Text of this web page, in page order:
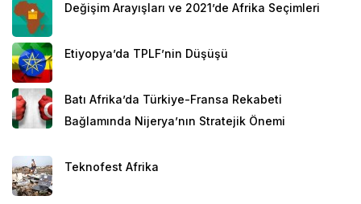
Değişim Arayışları ve 2021’de Afrika Seçimleri
Etiyopya’da TPLF’nin Düşüşü
Batı Afrika’da Türkiye-Fransa Rekabeti
Bağlamında Nijerya’nın Stratejik Önemi
Teknofest Afrika